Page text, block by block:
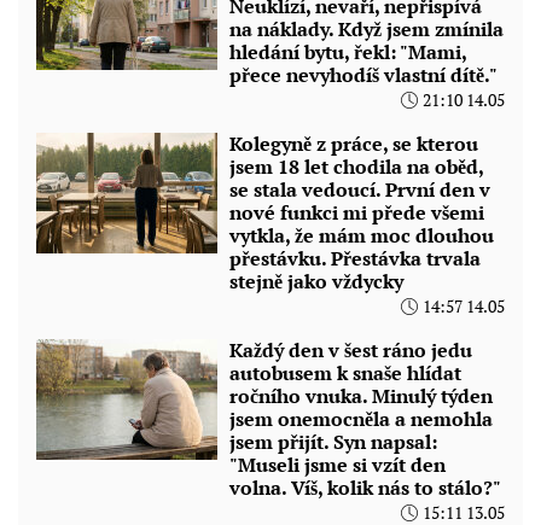
Neuklízí, nevaří, nepřispívá
na náklady. Když jsem zmínila
hledání bytu, řekl: "Mami,
přece nevyhodíš vlastní dítě."
21:10 14.05
Kolegyně z práce, se kterou
jsem 18 let chodila na oběd,
se stala vedoucí. První den v
nové funkci mi přede všemi
vytkla, že mám moc dlouhou
přestávku. Přestávka trvala
stejně jako vždycky
14:57 14.05
Každý den v šest ráno jedu
autobusem k snaše hlídat
ročního vnuka. Minulý týden
jsem onemocněla a nemohla
jsem přijít. Syn napsal:
"Museli jsme si vzít den
volna. Víš, kolik nás to stálo?"
15:11 13.05